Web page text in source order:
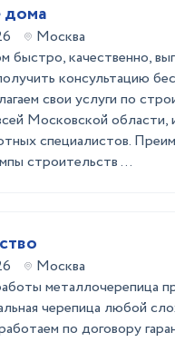
дома
Москва
быстро, качественно,
консультацию
свои услуги по
Московской
специалистов.
строительств ...
Москва
металлочерепица
черепица любой
по договору